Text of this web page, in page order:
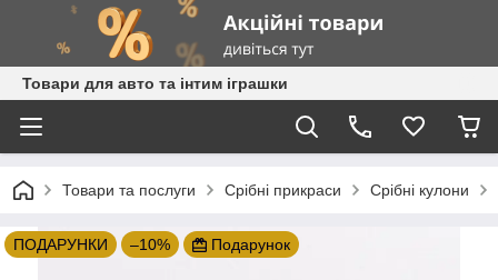
Товари для авто та інтим іграшки
Товари та послуги Срібні прикраси Срібні кулони
ПОДАРУНКИ –10% Подарунок